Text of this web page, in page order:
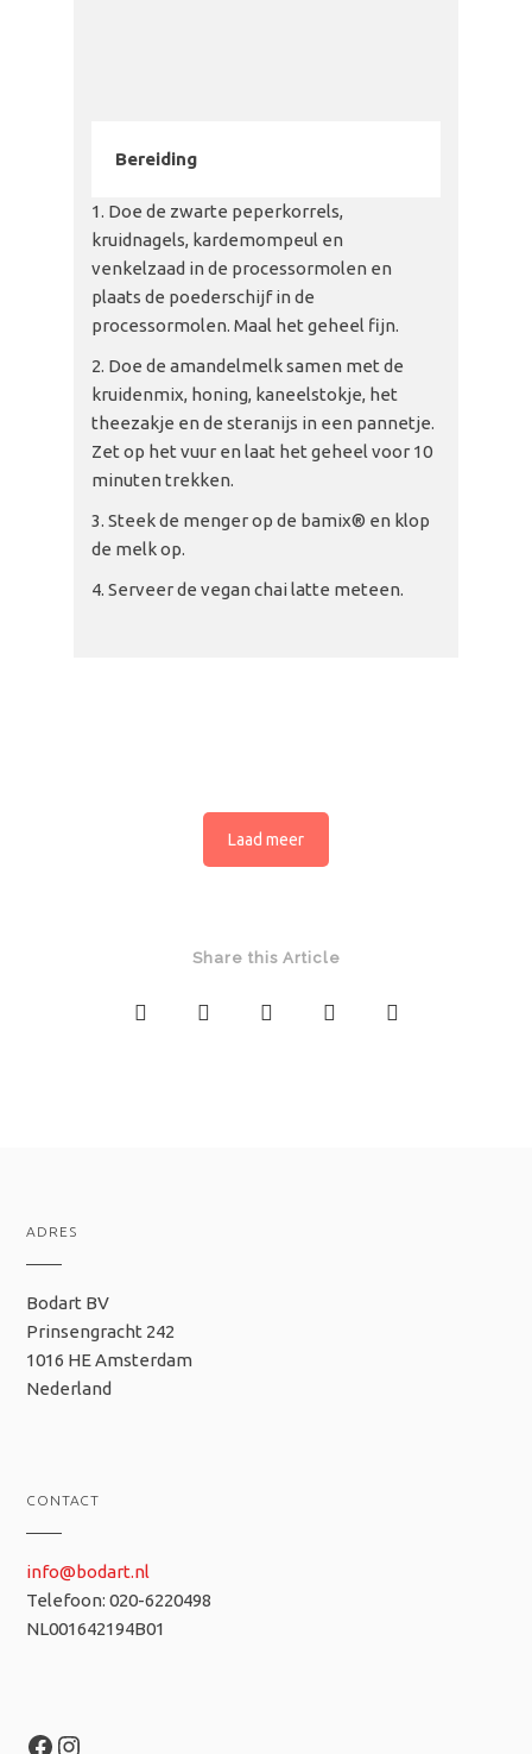
Bereiding
Doe de zwarte peperkorrels,
kruidnagels, kardemompeul en
venkelzaad in de processormolen en
plaats de poederschijf in de
processormolen. Maal het geheel fijn.
Doe de amandelmelk samen met de
kruidenmix, honing, kaneelstokje, het
theezakje en de steranijs in een pannetje.
Zet op het vuur en laat het geheel voor 10
minuten trekken.
Steek de menger op de bamix® en klop
de melk op.
Serveer de vegan chai latte meteen.
Laad meer
Share this Article
ADRES
Bodart BV
Prinsengracht 242
1016 HE Amsterdam
Nederland
CONTACT
info@bodart.nl
Telefoon: 020-6220498
NL001642194B01
Facebook
Instagram